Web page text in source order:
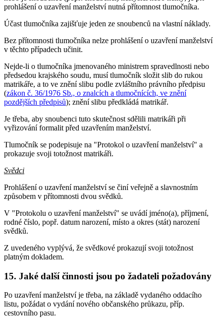
prohlášení o uzavření manželství nutná přítomnost tlumočníka.
Účast tlumočníka zajišťuje jeden ze snoubenců na vlastní náklady.
Bez přítomnosti tlumočníka nelze prohlášení o uzavření manželství
v těchto případech učinit.
Nejde-li o tlumočníka jmenovaného ministrem spravedlnosti nebo
předsedou krajského soudu, musí tlumočník složit slib do rukou
matrikáře, a to ve znění slibu podle zvláštního právního předpisu
(zákon č. 36/1976 Sb., o znalcích a tlumočnících, ve znění
pozdějších předpisů); znění slibu předkládá matrikář.
Je třeba, aby snoubenci tuto skutečnost sdělili matrikáři při
vyřizování formalit před uzavřením manželství.
Tlumočník se podepisuje na "Protokol o uzavření manželství" a
prokazuje svoji totožnost matrikáři.
Svědci
Prohlášení o uzavření manželství se činí veřejně a slavnostním
způsobem v přítomnosti dvou svědků.
V "Protokolu o uzavření manželství" se uvádí jméno(a), příjmení,
rodné číslo, popř. datum narození, místo a okres (stát) narození
svědků.
Z uvedeného vyplývá, že svědkové prokazují svoji totožnost
platným dokladem.
15. Jaké další činnosti jsou po žadateli požadovány
Po uzavření manželství je třeba, na základě vydaného oddacího
listu, požádat o vydání nového občanského průkazu, příp.
cestovního pasu.